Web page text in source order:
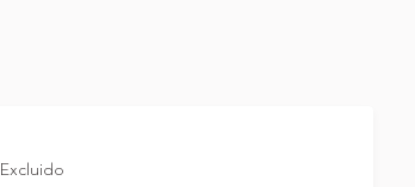
Excluido